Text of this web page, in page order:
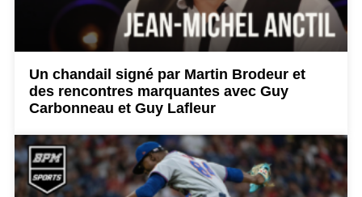
Un chandail signé par Martin Brodeur et
des rencontres marquantes avec Guy
Carbonneau et Guy Lafleur